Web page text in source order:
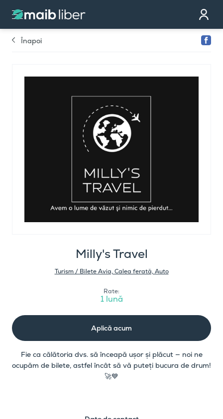
Contact
Devino partener
Înapoi
Milly's Travel
Turism / Bilete Avia, Calea ferată, Auto
Rate:
1 lună
Aplică acum
Fie ca călătoria dvs. să înceapă ușor și plăcut — noi ne
ocupăm de bilete, astfel încât să vă puteți bucura de drum!
🚀💙